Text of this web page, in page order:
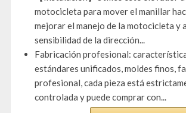
motocicleta para mover el manillar
mejorar el manejo de la motocicleta y
sensibilidad de la dirección...
Fabricación profesional:
estándares unificados, moldes finos,
profesional, cada pieza está
controlada y puede comprar con...